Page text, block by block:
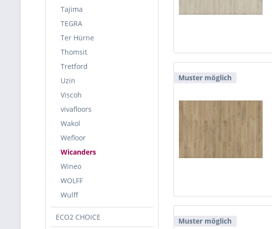
Tajima
TEGRA
Ter Hürne
Thomsit
Tretford
Uzin
Viscoh
vivafloors
Wakol
Wefloor
Wicanders
Wineo
WOLFF
Wulff
ECO2 CHOICE
Muster möglich
Muster möglich